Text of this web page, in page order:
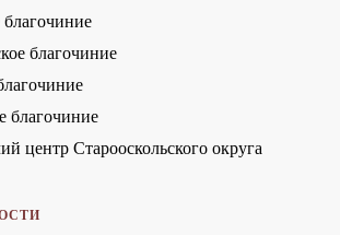
благочиние
благочиние
благочиние
центр Старооскольского округа